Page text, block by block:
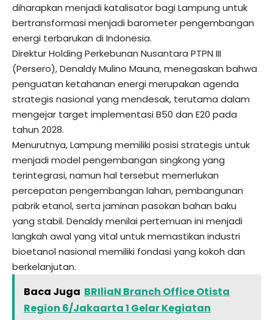
diharapkan menjadi katalisator bagi Lampung untuk
bertransformasi menjadi barometer pengembangan
energi terbarukan di Indonesia.
Direktur Holding Perkebunan Nusantara PTPN III
(Persero), Denaldy Mulino Mauna, menegaskan bahwa
penguatan ketahanan energi merupakan agenda
strategis nasional yang mendesak, terutama dalam
mengejar target implementasi B50 dan E20 pada
tahun 2028.
Menurutnya, Lampung memiliki posisi strategis untuk
menjadi model pengembangan singkong yang
terintegrasi, namun hal tersebut memerlukan
percepatan pengembangan lahan, pembangunan
pabrik etanol, serta jaminan pasokan bahan baku
yang stabil. Denaldy menilai pertemuan ini menjadi
langkah awal yang vital untuk memastikan industri
bioetanol nasional memiliki fondasi yang kokoh dan
berkelanjutan.
Baca Juga BRIliaN Branch Office Otista
Region 6/Jakaarta 1 Gelar Kegiatan